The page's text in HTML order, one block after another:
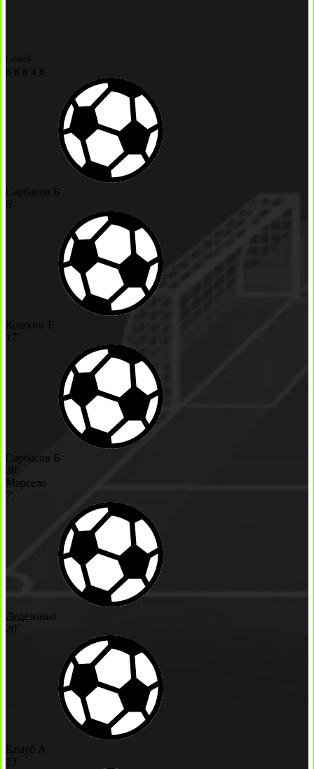
Семей
в в в в в
Сарбасов Б
8'
Кошкин Е
17'
Сарбасов Б
30'
Марсело
7'
Дедезиньо
20'
Кнауб А
23'